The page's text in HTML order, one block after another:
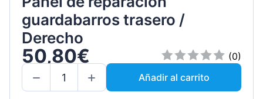
guardabarros trasero /
Derecho
50,80€
(0)
Añadir al carrito